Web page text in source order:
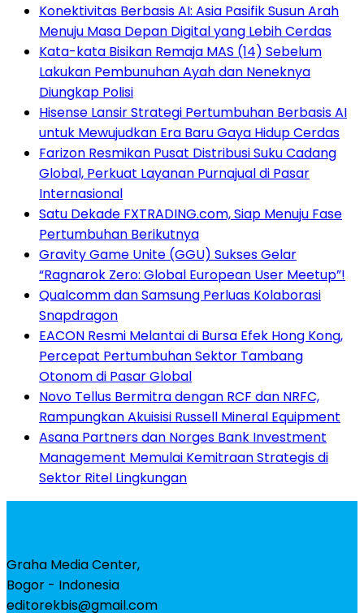
Konektivitas Berbasis AI: Asia Pasifik Susun Arah
Menuju Masa Depan Digital yang Lebih Cerdas
Kata-kata Bisikan Remaja MAS (14) Sebelum
Lakukan Pembunuhan Ayah dan Neneknya
Diungkap Polisi
Hisense Lansir Strategi Pertumbuhan Berbasis AI
untuk Mewujudkan Era Baru Gaya Hidup Cerdas
Farizon Resmikan Pusat Distribusi Suku Cadang
Global, Perkuat Layanan Purnajual di Pasar
Internasional
Satu Dekade FXTRADING.com, Siap Menuju Fase
Pertumbuhan Berikutnya
Gravity Game Unite (GGU) Sukses Gelar
“Ragnarok Zero: Global European User Meetup”!
Qualcomm dan Samsung Perluas Kolaborasi
Snapdragon
EACON Resmi Melantai di Bursa Efek Hong Kong,
Percepat Pertumbuhan Sektor Tambang
Otonom di Pasar Global
Novo Tellus Bermitra dengan RCF dan NRFC,
Rampungkan Akuisisi Russell Mineral Equipment
Asana Partners dan Norges Bank Investment
Management Memulai Kemitraan Strategis di
Sektor Ritel Lingkungan
Graha Media Center,
Bogor - Indonesia
editorekbis@gmail.com